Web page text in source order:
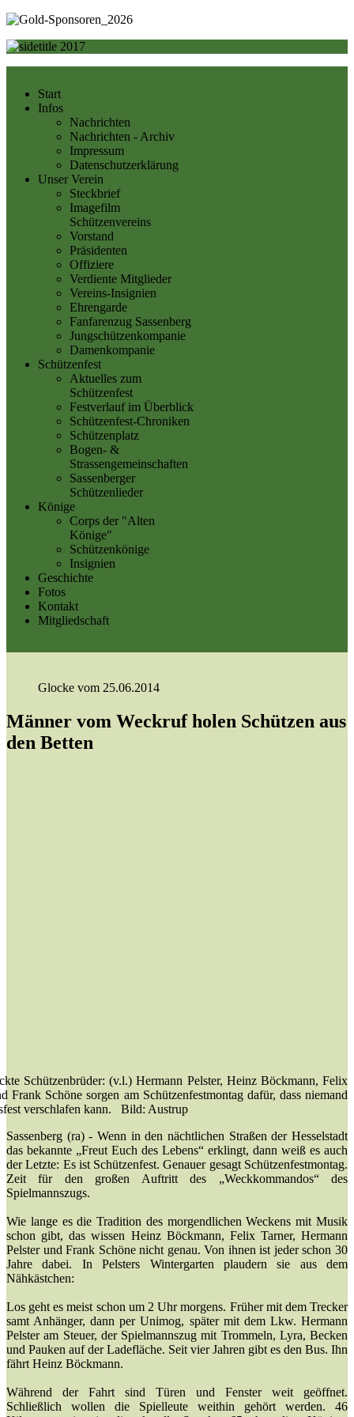
Start
Infos
Nachrichten
Nachrichten - Archiv
Impressum
Datenschutzerklärung
Unser Verein
Steckbrief
Imagefilm
Schützenvereins
Vorstand
Präsidenten
Offiziere
Verdiente Mitglieder
Vereins-Insignien
Ehrengarde
Fanfarenzug Sassenberg
Jungschützenkompanie
Damenkompanie
Schützenfest
Aktuelles zum
Schützenfest
Festverlauf im Überblick
Schützenfest-Chroniken
Schützenplatz
Bogen- &
Strassengemeinschaften
Sassenberger
Schützenlieder
Könige
Corps der "Alten
Könige"
Schützenkönige
Insignien
Geschichte
Fotos
Kontakt
Mitgliedschaft
Glocke vom 25.06.2014
Männer vom Weckruf holen Schützen aus
den Betten
Schützenbrüder: (v.l.) Hermann Pelster, Heinz Böckmann, Felix
Frank Schöne sorgen am Schützenfestmontag dafür, dass niemand
verschlafen kann. Bild: Austrup
Sassenberg (ra) - Wenn in den nächtlichen Straßen der Hesselstadt
das bekannte „Freut Euch des Lebens“ erklingt, dann weiß es auch
der Letzte: Es ist Schützenfest. Genauer gesagt Schützenfestmontag.
Zeit für den großen Auftritt des „Weckkommandos“ des
Spielmannszugs.
Wie lange es die Tradition des morgendlichen Weckens mit Musik
schon gibt, das wissen Heinz Böckmann, Felix Tarner, Hermann
Pelster und Frank Schöne nicht genau. Von ihnen ist jeder schon 30
Jahre dabei. In Pelsters Wintergarten plaudern sie aus dem
Nähkästchen:
Los geht es meist schon um 2 Uhr morgens. Früher mit dem Trecker
samt Anhänger, dann per Unimog, später mit dem Lkw. Hermann
Pelster am Steuer, der Spielmannszug mit Trommeln, Lyra, Becken
und Pauken auf der Ladefläche. Seit vier Jahren gibt es den Bus. Ihn
fährt Heinz Böckmann.
Während der Fahrt sind Türen und Fenster weit geöffnet.
Schließlich wollen die Spielleute weithin gehört werden. 46